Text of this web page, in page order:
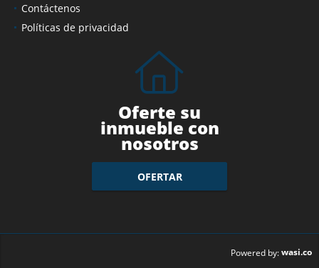
Contáctenos
Políticas de privacidad
Oferte su
inmueble con
nosotros
OFERTAR
Powered by:wasi.co